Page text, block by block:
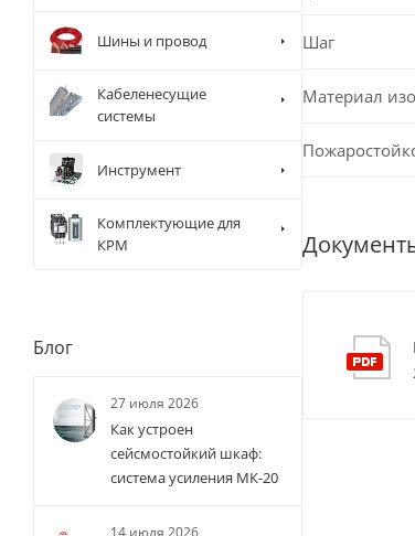
Шаг
Материал
Шины и провод
Кабеленесущие
системы
Инструмент
Комплектующие для
КРМ
Блог
27 июля 2026
Как устроен
сейсмостойкий шкаф:
система усиления МК-20